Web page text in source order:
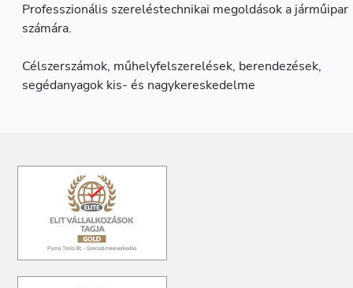
Professzionális szereléstechnikai megoldások a járműipar
számára.
Célszerszámok, műhelyfelszerelések, berendezések,
segédanyagok kis- és nagykereskedelme